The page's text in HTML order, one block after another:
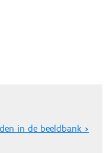
in de beeldbank >